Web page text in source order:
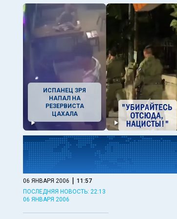
ИСПАНЕЦ ЗРЯ
НАПАЛ НА
РЕЗЕРВИСТА
ЦАХАЛА
06 ЯНВАРЯ 2006 | 11:57
ПОСЛЕДНЯЯ НОВОСТЬ: 22:13
06 ЯНВАРЯ 2006